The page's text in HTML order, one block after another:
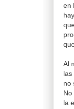
en
Al
las
no
No
la